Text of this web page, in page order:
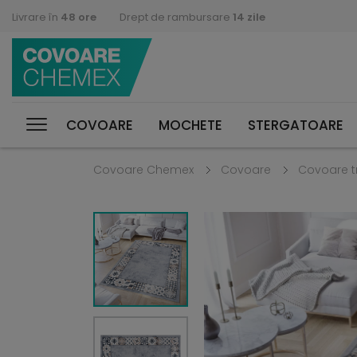
Livrare în 48 ore Drept de rambursare 14 zile
COVOARE MOCHETE STERGATOARE
Covoare Chemex Covoare Covoare